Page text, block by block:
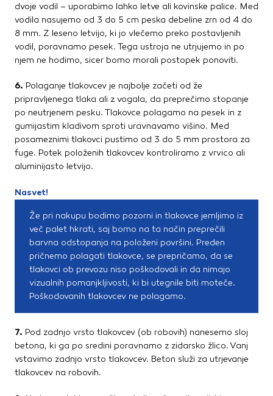
dvoje vodil – uporabimo lahko letve ali kovinske palice. Med
vodila nasujemo od 3 do 5 cm peska debeline zrn od 4 do
8 mm. Z leseno letvijo, ki jo vlečemo preko postavljenih
vodil, poravnamo pesek. Tega ustroja ne utrjujemo in po
njem ne hodimo, sicer bomo morali postopek ponoviti.
6. Polaganje tlakovcev je najbolje začeti od že
pripravljenega tlaka ali z vogala, da preprečimo stopanje
po neutrjenem pesku. Tlakovce polagamo na pesek in z
gumijastim kladivom sproti uravnavamo višino. Med
posameznimi tlakovci pustimo od 3 do 5 mm prostora za
fuge. Potek položenih tlakovcev kontroliramo z vrvico ali
aluminijasto letvijo.
Nasvet!
Že pri nakupu bodimo pozorni in tlakovce jemljimo iz
več palet hkrati, saj bomo na ta način preprečili
barvna odstopanja na položeni površini. Preden
pričnemo polagati tlakovce, se prepričamo, da se
tlakovci ob prevozu niso poškodovali in da nimajo
vizualnih pomanjkljivosti, ki bi utegnile biti moteče.
Poškodovanih tlakovcev ne polagamo.
7. Pod zadnjo vrsto tlakovcev (ob robovih) nanesemo sloj
betona, ki ga po sredini poravnamo z zidarsko žlico. Vanj
vstavimo zadnjo vrsto tlakovcev. Beton služi za utrjevanje
tlakovcev na robovih.